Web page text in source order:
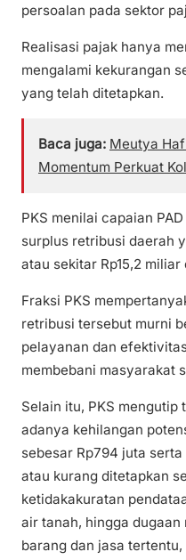
persoalan pada sektor
Realisasi pajak hanya
mengalami kekurangan
yang telah ditetapkan.
Baca juga: Meutya
Momentum Perkuat
PKS menilai capaian
surplus retribusi daerah
atau sekitar Rp15,2
Fraksi PKS
retribusi tersebut murni
pelayanan dan
membebani masyarakat
Selain itu, PKS mengutip
adanya kehilangan
sebesar Rp794 juta
atau kurang ditetapkan
ketidakakuratan
air tanah, hingga
barang dan jasa